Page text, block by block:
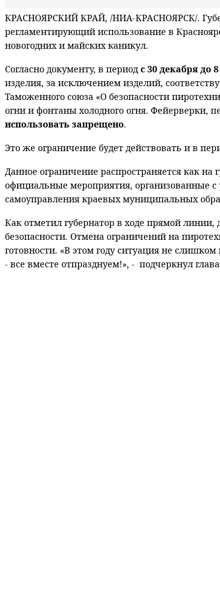
КРАСНОЯРСКИЙ КРАЙ, /НИА-КРАСНОЯРСК/.
регламентирующий использование в
новогодних и майских каникул.
Согласно документу, в период с 30 декабря до
изделия, за исключением изделий,
Таможенного союза «О безопасности
огни и фонтаны холодного огня. Фейерверки,
использовать запрещено.
Это же ограничение будет действовать и в
Данное ограничение распространяется как
официальные мероприятия, организованные с
самоуправления краевых муниципальных
Как отметил губернатор в ходе прямой
безопасности. Отмена ограничений на
готовности. «В этом году ситуация не
- все вместе отпразднуем!», - подчеркнул